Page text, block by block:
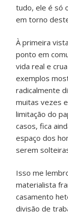
tudo, ele é só
em torno
À primeira
ponto em
vida real e
exemplos
radicalmente
muitas vezes
limitação do
casos, fica
espaço dos
serem
Isso me
materialista
casamento
divisão de